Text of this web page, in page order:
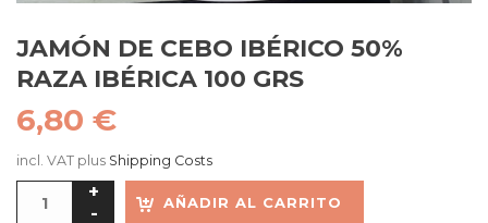
JAMÓN DE CEBO IBÉRICO 50%
RAZA IBÉRICA 100 GRS
6,80 €
incl. VAT plus Shipping Costs
AÑADIR AL CARRITO